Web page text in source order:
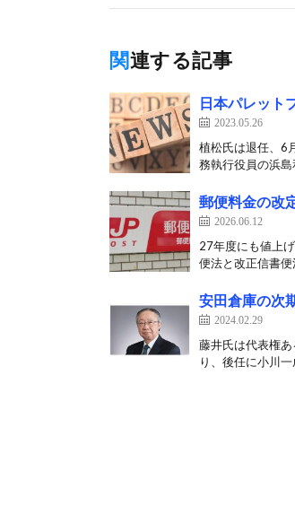
関連する記事
日本パレット
2023.05.26
植松氏は退任、6
務執行役員の浜
郵便料金の改
2026.06.12
27年度にも値上
便法と改正信書
安田倉庫の次
2024.02.29
藤井氏は代表権
り、後任に小川